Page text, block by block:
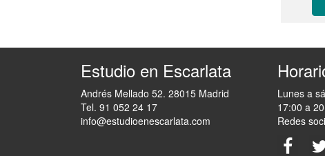
Estudio en Escarlata
Andrés Mellado 52. 28015 Madrid
Tel. 91 052 24 17
info@estudioenescarlata.com
Lunes a
17:00 a
Redes